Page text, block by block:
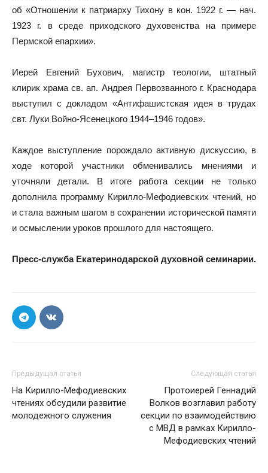
об «Отношении к патриарху Тихону в кон. 1922 г. — нач.
1923 г. в среде приходского духовенства на примере
Пермской епархии».
Иерей Евгений Бухович, магистр теологии, штатный
клирик храма св. ап. Андрея Первозванного г. Краснодара
выступил с докладом «Антифашистская идея в трудах
свт. Луки Войно-Ясенецкого 1944–1946 годов».
Каждое выступление порождало активную дискуссию, в
ходе которой участники обменивались мнениями и
уточняли детали. В итоге работа секции не только
дополнила программу Кирилло-Мефодиевских чтений, но
и стала важным шагом в сохранении исторической памяти
и осмыслении уроков прошлого для настоящего.
Пресс-служба Екатеринодарской духовной семинарии.
Предыдущая статья
На Кирилло-Мефодиевских
чтениях обсудили развитие
молодежного служения
Следующая статья
Протоиерей Геннадий
Волков возглавил работу
секции по взаимодействию
с МВД в рамках Кирилло-
Мефодиевских чтений